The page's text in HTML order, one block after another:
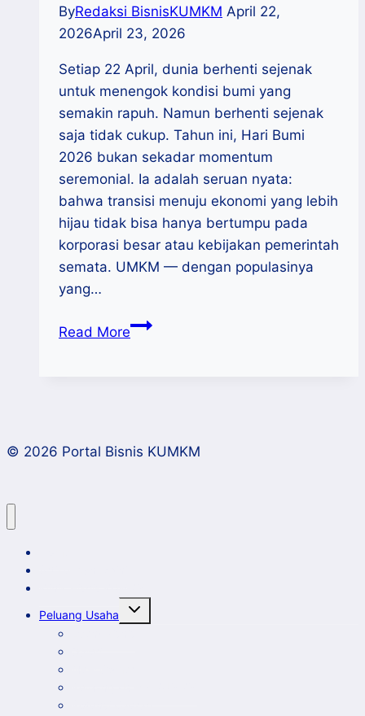
ByRedaksi BisnisKUMKM April 22,
2026April 23, 2026
Setiap 22 April, dunia berhenti sejenak
untuk menengok kondisi bumi yang
semakin rapuh. Namun berhenti sejenak
saja tidak cukup. Tahun ini, Hari Bumi
2026 bukan sekadar momentum
seremonial. Ia adalah seruan nyata:
bahwa transisi menuju ekonomi yang lebih
hijau tidak bisa hanya bertumpu pada
korporasi besar atau kebijakan pemerintah
semata. UMKM — dengan populasinya
yang…
Read MoreWirausaha
Bumi
© 2026 Portal Bisnis KUMKM
Peluang Usaha
Toggle